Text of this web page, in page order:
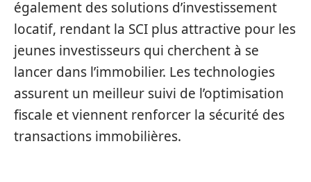
également des solutions d’investissement
locatif, rendant la SCI plus attractive pour les
jeunes investisseurs qui cherchent à se
lancer dans l’immobilier. Les technologies
assurent un meilleur suivi de l’optimisation
fiscale et viennent renforcer la sécurité des
transactions immobilières.